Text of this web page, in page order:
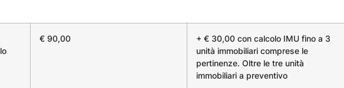
€ 90,00
+ € 30,00 con calcolo IMU fino a 3
unità immobiliari comprese le
pertinenze. Oltre le tre unità
immobiliari a preventivo